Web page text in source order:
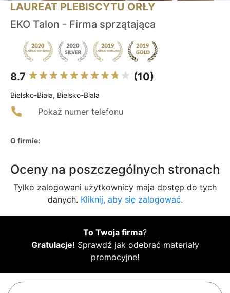
LAUREAT PLEBISCYTU ORŁY
EKO Talon - Firma sprzątająca
8.7 (10)
Bielsko-Biała, Bielsko-Biała
Pokaż numer telefonu
O firmie:
Oceny na poszczególnych stronach
Tylko zalogowani użytkownicy maja dostęp do tych
danych. Kliknij, aby się zalogować.
To Twoja firma?
Gratulacje! Sprawdź jak odebrać materiały
promocyjne!